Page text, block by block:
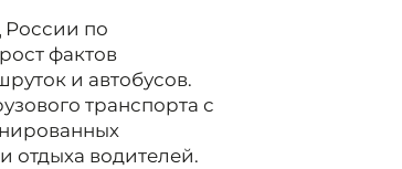
по
фактов
и автобусов.
транспорта с
отдыха водителей.